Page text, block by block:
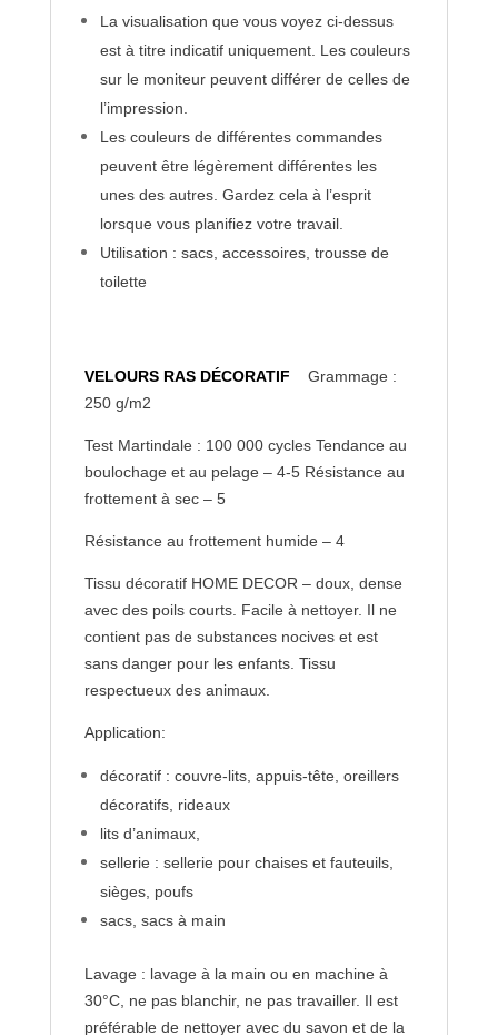
La visualisation que vous voyez ci-dessus
est à titre indicatif uniquement. Les couleurs
sur le moniteur peuvent différer de celles de
l’impression.
Les couleurs de différentes commandes
peuvent être légèrement différentes les
unes des autres. Gardez cela à l’esprit
lorsque vous planifiez votre travail.
Utilisation : sacs, accessoires, trousse de
toilette
VELOURS RAS DÉCORATIF Grammage :
250 g/m2
Test Martindale : 100 000 cycles Tendance au
boulochage et au pelage – 4-5 Résistance au
frottement à sec – 5
Résistance au frottement humide – 4
Tissu décoratif HOME DECOR – doux, dense
avec des poils courts. Facile à nettoyer. Il ne
contient pas de substances nocives et est
sans danger pour les enfants. Tissu
respectueux des animaux.
Application:
décoratif : couvre-lits, appuis-tête, oreillers
décoratifs, rideaux
lits d’animaux,
sellerie : sellerie pour chaises et fauteuils,
sièges, poufs
sacs, sacs à main
Lavage : lavage à la main ou en machine à
30°C, ne pas blanchir, ne pas travailler. Il est
préférable de nettoyer avec du savon et de la